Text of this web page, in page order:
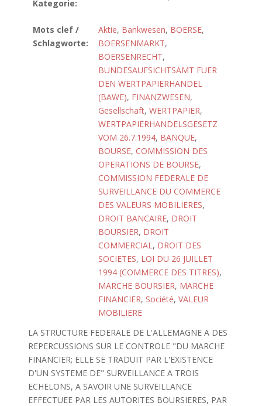
Kategorie:
Mots clef /
Schlagworte:
Aktie, Bankwesen, BOERSE,
BOERSENMARKT,
BOERSENRECHT,
BUNDESAUFSICHTSAMT FUER
DEN WERTPAPIERHANDEL
(BAWE), FINANZWESEN,
Gesellschaft, WERTPAPIER,
WERTPAPIERHANDELSGESETZ
VOM 26.7.1994, BANQUE,
BOURSE, COMMISSION DES
OPERATIONS DE BOURSE,
COMMISSION FEDERALE DE
SURVEILLANCE DU COMMERCE
DES VALEURS MOBILIERES,
DROIT BANCAIRE, DROIT
BOURSIER, DROIT
COMMERCIAL, DROIT DES
SOCIETES, LOI DU 26 JUILLET
1994 (COMMERCE DES TITRES),
MARCHE BOURSIER, MARCHE
FINANCIER, Société, VALEUR
MOBILIERE
LA STRUCTURE FEDERALE DE L'ALLEMAGNE A DES
REPERCUSSIONS SUR LE CONTROLE "DU MARCHE
FINANCIER; ELLE SE TRADUIT PAR L'EXISTENCE
D'UN SYSTEME DE" SURVEILLANCE A TROIS
ECHELONS, A SAVOIR UNE SURVEILLANCE
EFFECTUEE PAR LES AUTORITES BOURSIERES, PAR